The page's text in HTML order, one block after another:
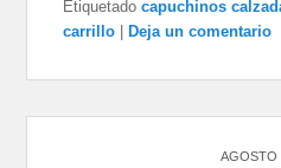
Etiquetado capuchinos
carrillo
Deja un comentario
AGOSTO